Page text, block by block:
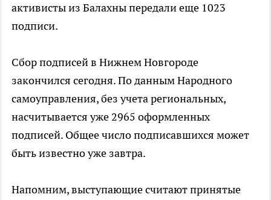
активисты из Балахны передали еще 1023
подписи.
Сбор подписей в Нижнем Новгороде
закончился сегодня. По данным Народного
самоуправления, без учета региональных,
насчитывается уже 2965 оформленных
подписей. Общее число подписавшихся может
быть известно уже завтра.
Напомним, выступающие считают принятые